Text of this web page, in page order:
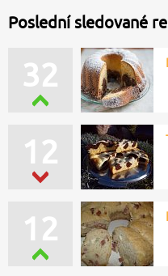
Poslední sledované
32
12
12